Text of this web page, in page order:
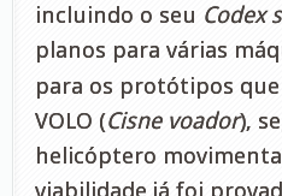
incluindo o seu Codex
planos para várias
para os protótipos
VOLO (Cisne voador),
helicóptero